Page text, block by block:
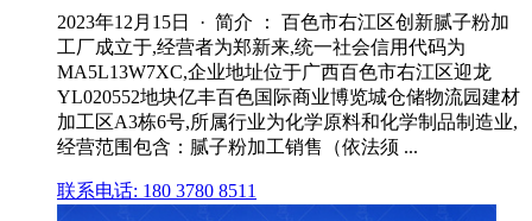
2023年12月15日 · 简介 ： 百色市右江区创新腻子粉加
工厂成立于,经营者为郑新来,统一社会信用代码为
MA5L13W7XC,企业地址位于广西百色市右江区迎龙
YL020552地块亿丰百色国际商业博览城仓储物流园建材
加工区A3栋6号,所属行业为化学原料和化学制品制造业,
经营范围包含：腻子粉加工销售（依法须 ...
联系电话: 180 3780 8511